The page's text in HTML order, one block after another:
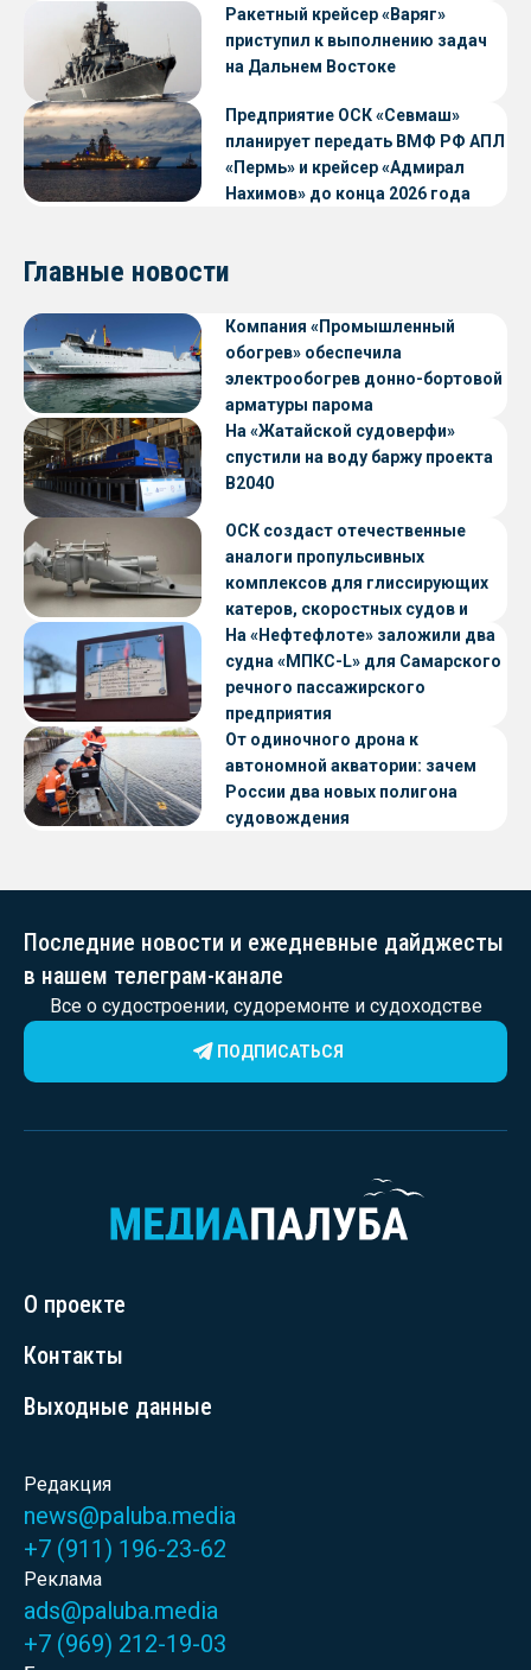
Ракетный крейсер «Варяг»
приступил к выполнению задач
на Дальнем Востоке
Предприятие ОСК «Севмаш»
планирует передать ВМФ РФ АПЛ
«Пермь» и крейсер «Адмирал
Нахимов» до конца 2026 года
Главные новости
Компания «Промышленный
обогрев» обеспечила
электрообогрев донно-бортовой
арматуры парома
«Петропавловск» проекта CNF22
На «Жатайской судоверфи»
спустили на воду баржу проекта
В2040
ОСК создаст отечественные
аналоги пропульсивных
комплексов для глиссирующих
катеров, скоростных судов и
судов с малой осадкой
На «Нефтефлоте» заложили два
судна «МПКС-L» для Самарского
речного пассажирского
предприятия
От одиночного дрона к
автономной акватории: зачем
России два новых полигона
судовождения
Последние новости и ежедневные дайджесты
в нашем телеграм-канале
Все о судостроении, судоремонте и судоходстве
ПОДПИСАТЬСЯ
О проекте
Контакты
Выходные данные
Редакция
news@paluba.media
+7 (911) 196-23-62
Реклама
ads@paluba.media
+7 (969) 212-19-03